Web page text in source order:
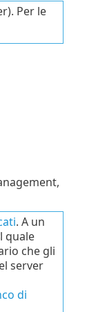
Per le
. A un
quale
che gli
server
di